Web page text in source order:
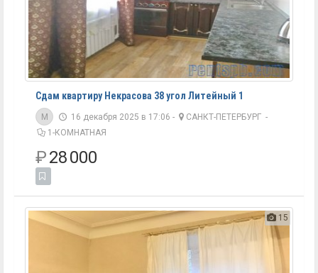
Сдам квартиру Некрасова 38 угол Литейный 1
M 16 декабря 2025 в 17:06 - САНКТ-ПЕТЕРБУРГ -
1-КОМНАТНАЯ
₽28 000
15